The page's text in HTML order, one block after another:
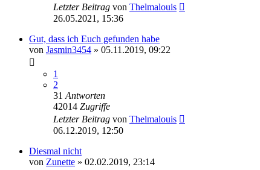
Letzter Beitrag von Thelmalouis
26.05.2021, 15:36
Gut, dass ich Euch gefunden habe
von Jasmin3454 » 05.11.2019, 09:22
1
2
31 Antworten
42014 Zugriffe
Letzter Beitrag von Thelmalouis
06.12.2019, 12:50
Diesmal nicht
von Zunette » 02.02.2019, 23:14